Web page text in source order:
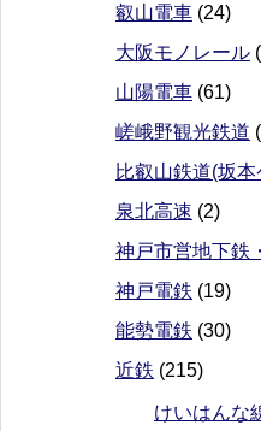
叡山電車 (24)
大阪モノレール
山陽電車 (61)
嵯峨野観光鉄道
比叡山鉄道(坂
泉北高速 (2)
神戸市営地下鉄
神戸電鉄 (19)
能勢電鉄 (30)
近鉄 (215)
けいはんな